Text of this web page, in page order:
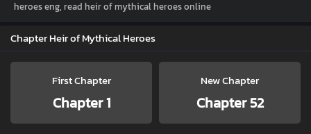
heroes eng, read heir of mythical heroes online
Chapter Heir of Mythical Heroes
First Chapter
Chapter 1
New Chapter
Chapter 52